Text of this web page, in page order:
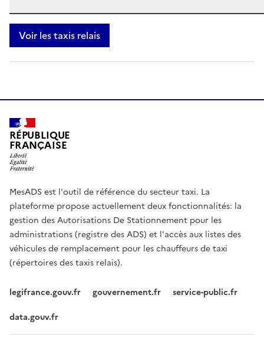
Voir les taxis relais
RÉPUBLIQUE
FRANÇAISE
MesADS est l'outil de référence du secteur taxi. La
plateforme propose actuellement deux fonctionnalités: la
gestion des Autorisations De Stationnement pour les
administrations (registre des ADS) et l'accès aux listes des
véhicules de remplacement pour les chauffeurs de taxi
(répertoires des taxis relais).
legifrance.gouv.fr gouvernement.fr
service-public.fr
data.gouv.fr